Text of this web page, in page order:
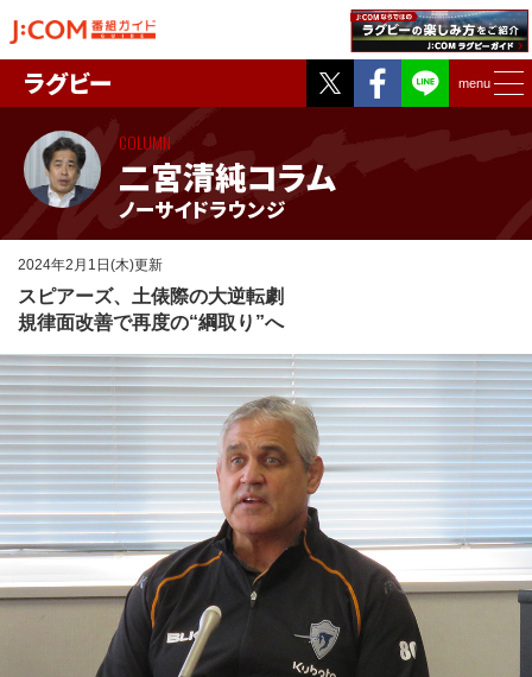
Twitter
Facebook
menu
ラグビー
二宮清純コラム
ノーサイドラウンジ
COLUMN
2024年2月1日(木)更新
スピアーズ、土俵際の大逆転劇
規律面改善で再度の“綱取り”へ